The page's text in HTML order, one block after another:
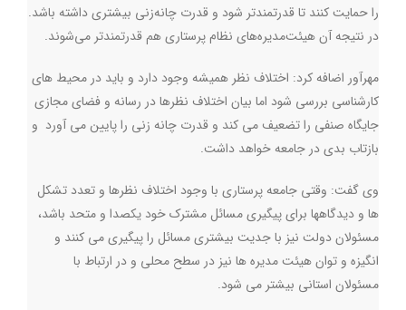
را حمایت کنند تا قدرتمندتر شود و قدرت چانه‌زنی بیشتری داشته باشد.
در نتیجه آن هیئت‌مدیره‌های نظام پرستاری هم قدرتمندتر می‌شوند.
مهرآور اضافه کرد: اختلاف نظر همیشه وجود دارد و باید در محیط های
کارشناسی بررسی شود اما بیان اختلاف نظرها در رسانه و فضای مجازی
جایگاه صنفی را تضعیف می کند و قدرت چانه زنی را پایین می آورد و
بازتاب بدی در جامعه خواهد داشت.
وی گفت: وقتی جامعه پرستاری با وجود اختلاف نظرها و تعدد تشکل
ها و دیدگاهها برای پیگیری مسائل مشترک خود یکصدا و متحد باشد،
مسئولان دولت نیز با جدیت بیشتری مسائل را پیگیری می کنند و
انگیزه و توان هیئت مدیره ها نیز در سطح محلی و در ارتباط با
مسئولان استانی بیشتر می شود.